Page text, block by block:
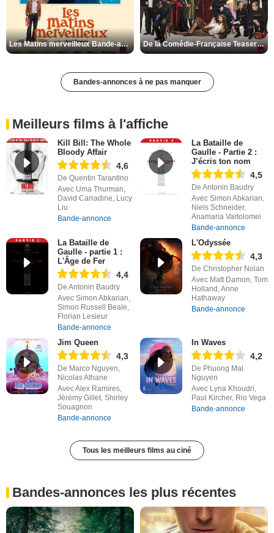
Les Matins merveilleux Bande-annonce VF De la Comédie-Française Teaser VF
Bandes-annonces à ne pas manquer
Meilleurs films à l'affiche
Kill Bill: The Whole
Bloody Affair
4,6
De Quentin Tarantino
Avec Uma Thurman,
David Carradine, Lucy
Liu
Bande-annonce
La Bataille de
Gaulle - Partie 2 :
J’écris ton nom
4,5
De Antonin Baudry
Avec Simon Abkarian,
Niels Schneider,
Anamaria Vartolomei
Bande-annonce
La Bataille de
Gaulle - partie 1 :
L'Âge de Fer
4,4
De Antonin Baudry
Avec Simon Abkarian,
Simon Russell Beale,
Florian Lesieur
Bande-annonce
L'Odyssée
4,3
De Christopher Nolan
Avec Matt Damon, Tom
Holland, Anne
Hathaway
Bande-annonce
Jim Queen
4,3
De Marco Nguyen,
Nicolas Athane
Avec Alex Ramires,
Jérémy Gillet, Shirley
Souagnon
Bande-annonce
In Waves
4,2
De Phuong Mai
Nguyen
Avec Lyna Khoudri,
Paul Kircher, Rio Vega
Bande-annonce
Tous les meilleurs films au ciné
Bandes-annonces les plus récentes